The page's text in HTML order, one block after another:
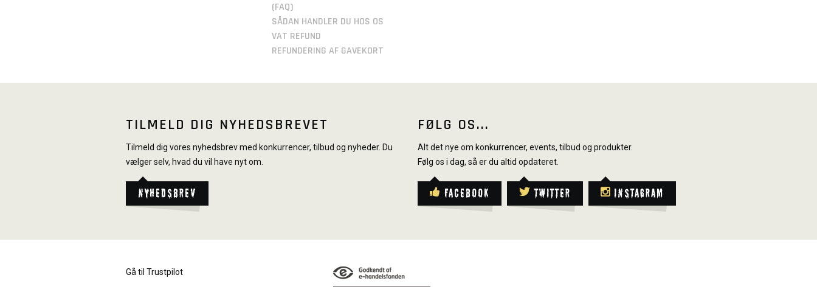
(FAQ)
SÅDAN HANDLER DU HOS OS
VAT REFUND
REFUNDERING AF GAVEKORT
TILMELD DIG NYHEDSBREVET
Tilmeld dig vores nyhedsbrev med konkurrencer, tilbud og nyheder. Du
vælger selv, hvad du vil have nyt om.
Nyhedsbrev
FØLG OS...
Alt det nye om konkurrencer, events, tilbud og produkter.
Følg os i dag, så er du altid opdateret.
Facebook Twitter Instagram
Gå til Trustpilot